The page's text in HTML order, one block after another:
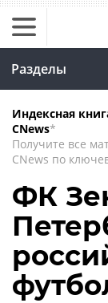
Разделы
Индексная
CNews*
Получите все
CNews по
ФК